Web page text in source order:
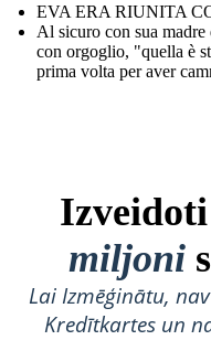
EVA ERA RIUNITA
Al sicuro con sua
con orgoglio, "quella è
prima volta per aver
miljoni
Lai Izmēģinātu,
Kredītkartes un